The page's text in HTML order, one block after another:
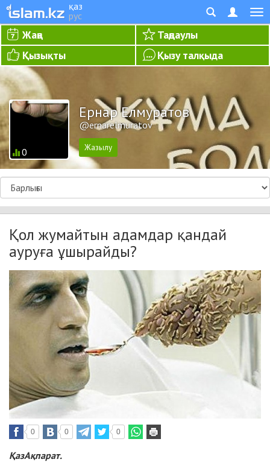
қаз
рус
Жаңа
Таңдаулы
Қызықты
Қызу талқыда
0
Ернар Елмуратов
@ernarelmuratov
Қол жумайтын адамдар қандай
ауруға ұшырайды?
0 0 0
ҚазАқпарат.